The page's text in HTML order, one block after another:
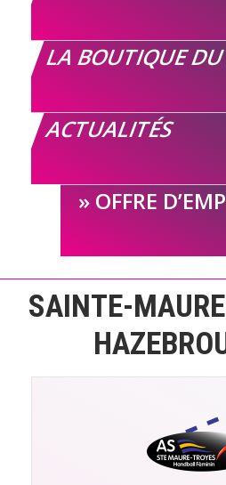
LA BOUTIQUE
ACTUALITÉS
OFFRE
SAINTE-